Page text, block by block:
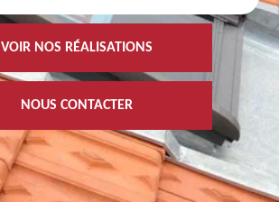
VOIR NOS RÉALISATIONS
NOUS CONTACTER